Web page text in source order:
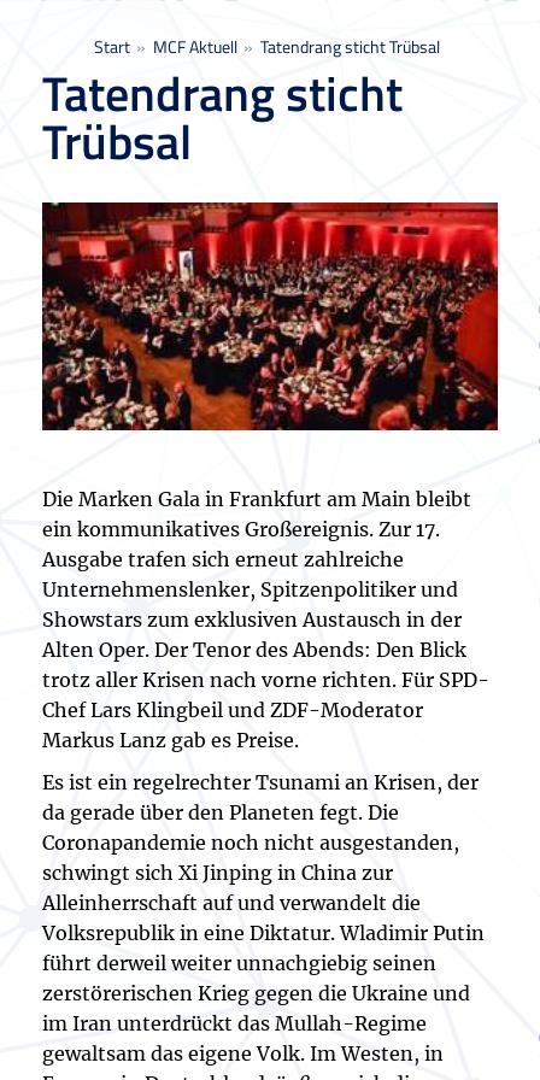
Sie befinden sich hier:
Start MCF Aktuell Tatendrang sticht Trübsal
Tatendrang sticht
Trübsal
Die Marken Gala in Frankfurt am Main bleibt
ein kommunikatives Großereignis. Zur 17.
Ausgabe trafen sich erneut zahlreiche
Unternehmenslenker, Spitzenpolitiker und
Showstars zum exklusiven Austausch in der
Alten Oper. Der Tenor des Abends: Den Blick
trotz aller Krisen nach vorne richten. Für SPD-
Chef Lars Klingbeil und ZDF-Moderator
Markus Lanz gab es Preise.
Es ist ein regelrechter Tsunami an Krisen, der
da gerade über den Planeten fegt. Die
Coronapandemie noch nicht ausgestanden,
schwingt sich Xi Jinping in China zur
Alleinherrschaft auf und verwandelt die
Volksrepublik in eine Diktatur. Wladimir Putin
führt derweil weiter unnachgiebig seinen
zerstörerischen Krieg gegen die Ukraine und
im Iran unterdrückt das Mullah-Regime
gewaltsam das eigene Volk. Im Westen, in